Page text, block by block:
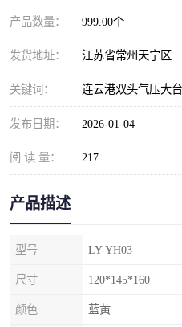
产品数量： 999.00个
发货地址： 江苏省常州天宁区
关键词： 连云港双头气压大
发布日期： 2026-01-04
阅 读 量： 217
产品描述
型号 LY-YH03
尺寸 120*145*160
颜色 蓝黄